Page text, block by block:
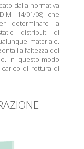
dalla normativa
14/01/08) che
determinare la
distribuiti di
materiale.
all’altezza del
In questo modo
carico di rottura di